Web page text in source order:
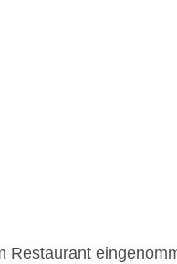
Restaurant